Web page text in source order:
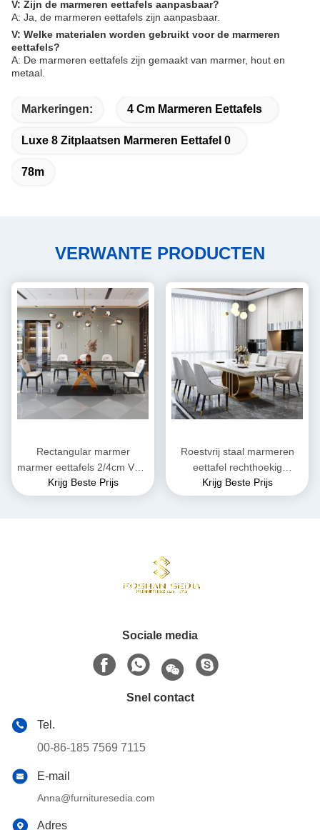
V: Zijn de marmeren eettafels aanpasbaar?
A: Ja, de marmeren eettafels zijn aanpasbaar.
V: Welke materialen worden gebruikt voor de marmeren
eettafels?
A: De marmeren eettafels zijn gemaakt van marmer, hout en
metaal.
Markeringen: 4 Cm Marmeren Eettafels
Luxe 8 Zitplaatsen Marmeren Eettafel 0
78m
VERWANTE PRODUCTEN
Rectangular marmer
marmer eettafels 2/4cm Voor
bijeenkomsten
Krijg Beste Prijs
Roestvrij staal marmeren
eettafel rechthoekig
geavanceerd ontwerp
Krijg Beste Prijs
Sociale media
Snel contact
Tel.
00-86-185 7569 7115
E-mail
Anna@furnituresedia.com
Adres